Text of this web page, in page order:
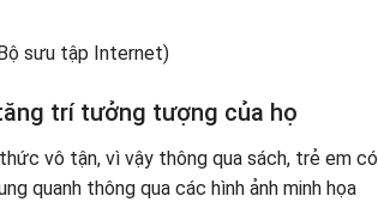
trí tưởng tượng của họ
vô tận, vì vậy thông qua sách, trẻ em có
quanh thông qua các hình ảnh minh họa